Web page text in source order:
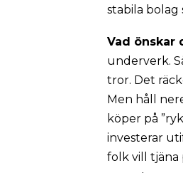
stabila bolag
Vad önskar
underverk.
tror. Det
Men håll
köper på
investerar
folk vill tjäna